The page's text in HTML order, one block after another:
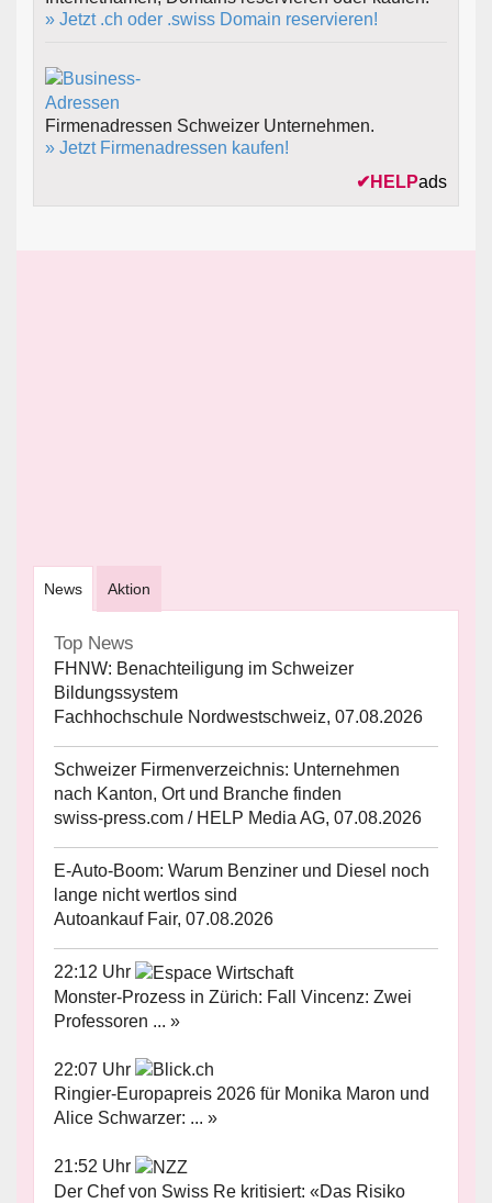
» Jetzt .ch oder .swiss Domain reservieren!
Firmenadressen Schweizer Unternehmen.
» Jetzt Firmenadressen kaufen!
✔ HELPads
News Aktion
Top News
FHNW: Benachteiligung im Schweizer
Bildungssystem
Fachhochschule Nordwestschweiz, 07.08.2026
Schweizer Firmenverzeichnis: Unternehmen
nach Kanton, Ort und Branche finden
swiss-press.com / HELP Media AG, 07.08.2026
E-Auto-Boom: Warum Benziner und Diesel noch
lange nicht wertlos sind
Autoankauf Fair, 07.08.2026
22:12 Uhr
Monster-Prozess in Zürich: Fall Vincenz: Zwei
Professoren ... »
22:07 Uhr
Ringier-Europapreis 2026 für Monika Maron und
Alice Schwarzer: ... »
21:52 Uhr
Der Chef von Swiss Re kritisiert: «Das Risiko